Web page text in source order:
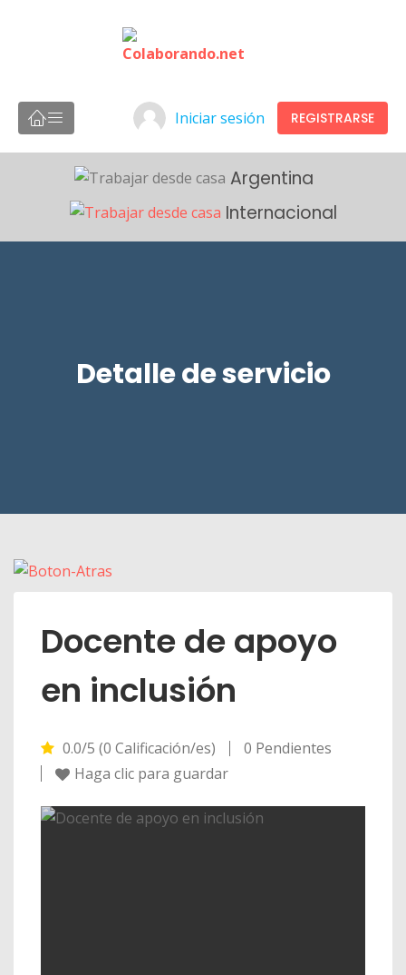
Iniciar sesión REGISTRARSE
Argentina
Internacional
Detalle de servicio
Docente de apoyo
en inclusión
0.0/5 (0 Calificación/es)
0 Pendientes
Haga clic para guardar